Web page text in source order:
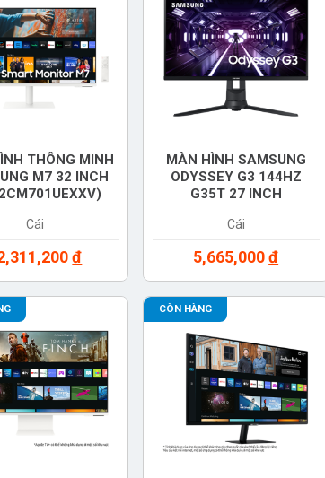
THÔNG MINH
M7 32 INCH
Cái
đ
MÀN HÌNH SAMSUNG
ODYSSEY G3 144HZ
G35T 27 INCH
Cái
5,665,000đ
CÒN HÀNG